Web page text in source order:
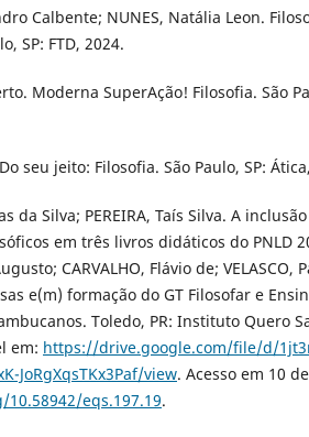
Calbente; NUNES, Natália Leon.
SP: FTD, 2024.
Moderna SuperAção! Filosofia. São
seu jeito: Filosofia. São Paulo, SP:
da Silva; PEREIRA, Taís Silva. A
em três livros didáticos do PNLD
CARVALHO, Flávio de;
e(m) formação do GT Filosofar e
Toledo, PR: Instituto Quero
em: https://drive.google.com/file/d/
JoRgXqsTKx3Paf/view. Acesso em 10
eqs.197.19.